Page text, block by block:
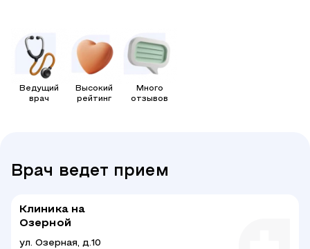
Ведущий
врач
Высокий
рейтинг
Много
отзывов
Врач ведет прием
Клиника на
Озерной
ул. Озерная, д.10